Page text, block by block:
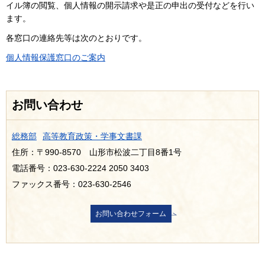
イル簿の閲覧、個人情報の開示請求や是正の申出の受付などを行い
ます。
各窓口の連絡先等は次のとおりです。
個人情報保護窓口のご案内
お問い合わせ
総務部
高等教育政策・学事文書課
住所：〒990-8570 山形市松波二丁目8番1号
電話番号：023-630-2224 2050 3403
ファックス番号：023-630-2546